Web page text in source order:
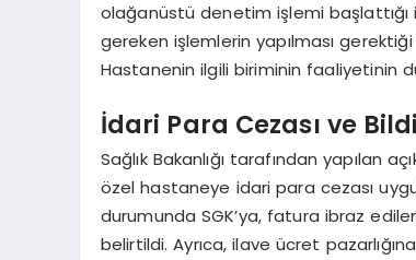
olağanüstü denetim işlemi
gereken işlemlerin yapılması
Hastanenin ilgili biriminin faaliyetinin
İdari Para Cezası ve
Sağlık Bakanlığı tarafından yapılan
özel hastaneye idari para cezası
durumunda SGK’ya, fatura ibraz
belirtildi. Ayrıca, ilave ücret